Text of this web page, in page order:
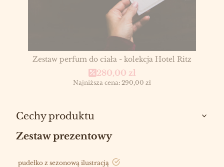
Zestaw perfum do ciała - kolekcja Hotel Ritz
Cena promocyjna
280,00 zł
Najniższa cena: 290,00 zł
Cechy produktu
Zestaw prezentowy
pudełko z sezonową ilustracją tak